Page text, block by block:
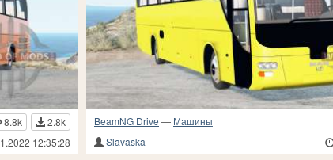
8.8k
2.8k
12:35:28
BeamNG Drive — Машины
Slavaska